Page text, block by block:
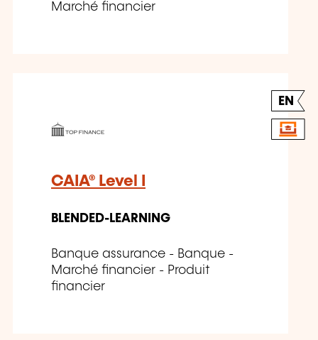
Marché financier
EN
CAIA® Level I
BLENDED-LEARNING
Banque assurance - Banque -
Marché financier - Produit
financier